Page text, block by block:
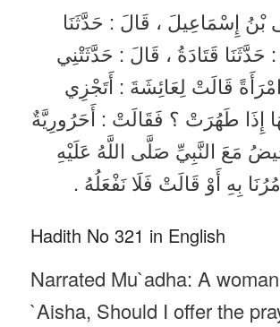
بْنُ إِسْمَاعِيلَ ، قَالَ : حَدَّثَنَا
حَدَّثَنَا قَتَادَةُ ، قَالَ : حَدَّثَتْنِي
قَالَتْ لِعَائِشَةَ : أَتَجْزِي
إِذَا طَهُرَتْ ؟ فَقَالَتْ : أَحَرُورِيَّةٌ
مَعَ النَّبِيِّ صَلَّى اللَّهُ عَلَيْهِ
بِهِ أَوْ قَالَتْ فَلَا نَفْعَلُهُ .
Hadith No 321 in English
Narrated Mu`adha: A
`Aisha, Should I offer the